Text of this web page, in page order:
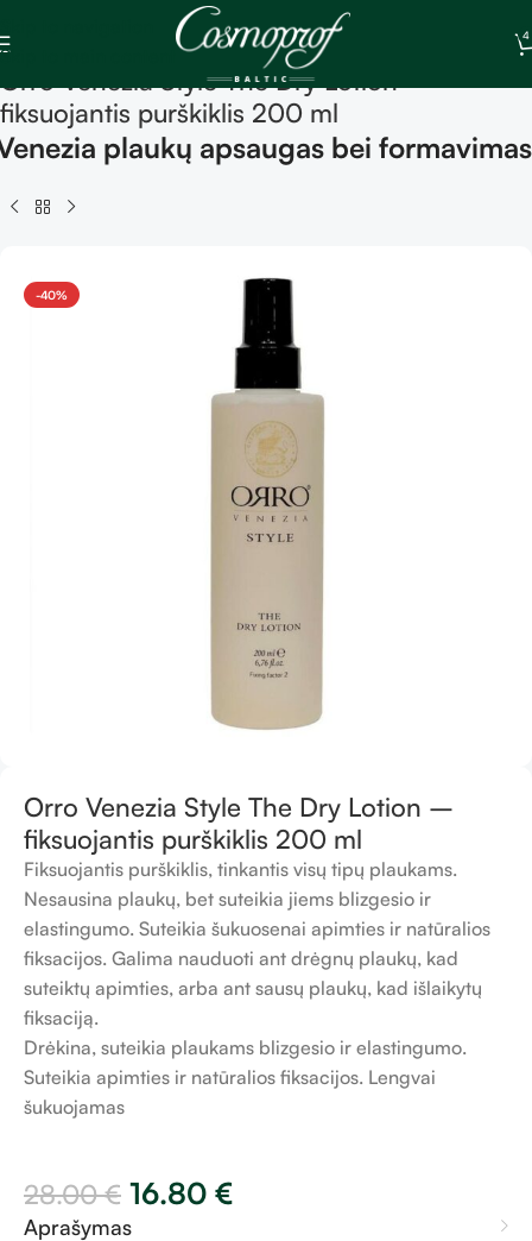
Skip to main content
4
Orro Venezia Style The Dry Lotion –
fiksuojantis purškiklis 200 ml
plaukų apsaugas bei formavimas
-40%
Orro Venezia Style The Dry Lotion –
fiksuojantis purškiklis 200 ml
Fiksuojantis purškiklis, tinkantis visų tipų plaukams.
Nesausina plaukų, bet suteikia jiems blizgesio ir
elastingumo. Suteikia šukuosenai apimties ir natūralios
fiksacijos. Galima nauduoti ant drėgnų plaukų, kad
suteiktų apimties, arba ant sausų plaukų, kad išlaikytų
fiksaciją.
Drėkina, suteikia plaukams blizgesio ir elastingumo.
Suteikia apimties ir natūralios fiksacijos. Lengvai
šukuojamas
28.00€ 16.80 €
Aprašymas